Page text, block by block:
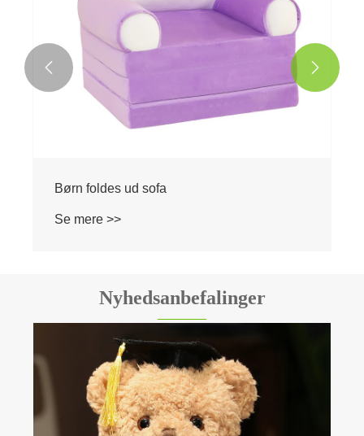
 
Nyhedsanbefalinger
Hvorfor tegneserie plys legetøj er så
værdsatte
Se mere >>